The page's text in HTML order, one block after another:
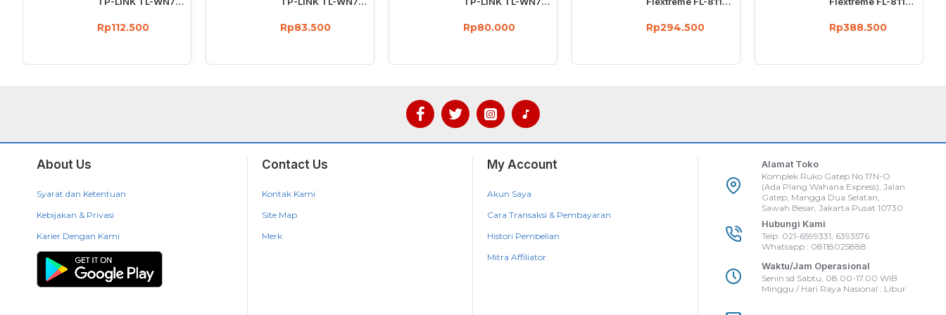
Rp112.500 Rp83.500 Rp80.000 Rp294.500 Rp388.500
About Us
Syarat dan Ketentuan
Kebijakan & Privasi
Karier Dengan Kami
Contact Us
Kontak Kami
Site Map
Merk
My Account
Akun Saya
Cara Transaksi & Pembayaran
Histori Pembelian
Mitra Affiliator
Alamat Toko
Komplek Ruko Gatep No.17N-O
(Ada Plang Wahana Express), Jalan
Gatep, Mangga Dua Selatan,
Sawah Besar, Jakarta Pusat 10730
Hubungi Kami
Telp: 021-6599331, 6393576
Whatsapp : 08118025888
Waktu/Jam Operasional
Senin sd Sabtu, 08.00-17.00 WIB
Minggu / Hari Raya Nasional : Libur